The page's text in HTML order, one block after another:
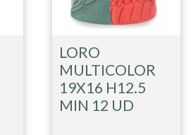
LORO
MULTICOLOR
19X16 H12.5
MIN 12 UD